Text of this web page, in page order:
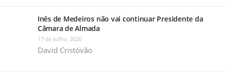
Inês de Medeiros não vai continuar Presidente da
Câmara de Almada
17 de Julho, 2026
David Cristóvão